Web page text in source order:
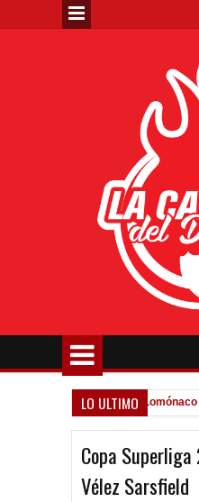
LO ULTIMO
la oferta formal por Lomónaco
Copa
Vélez Sarsfield